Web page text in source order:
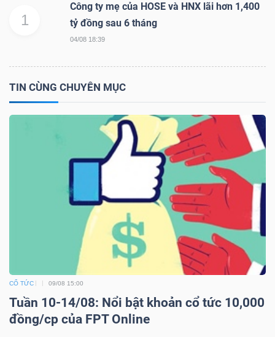
1
Công ty mẹ của HOSE và HNX lãi hơn 1,400
tỷ đồng sau 6 tháng
04/08 18:39
TIN CÙNG CHUYÊN MỤC
CỔ TỨC 09/08 15:00
Tuần 10-14/08: Nổi bật khoản cổ tức 10,000
đồng/cp của FPT Online
ÍCH
Lãnh